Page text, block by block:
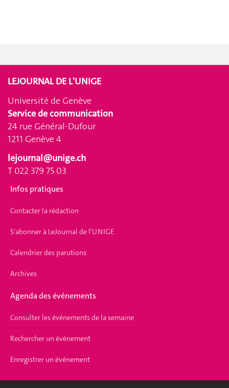
LEJOURNAL DE L'UNIGE
Université de Genève
Service de communication
24 rue Général-Dufour
1211 Genève 4
lejournal@unige.ch
T 022 379 75 03
Infos pratiques
Contacter la rédaction
S'abonner à LeJournal de l'UNIGE
Calendrier des parutions
Archives
Agenda des événements
Consulter les événements de la semaine
Rechercher un événement
Enregistrer un événement